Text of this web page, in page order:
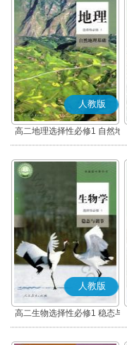
人教版
高二地理选择性必修1 自然地
理基础
人教版
高二生物选择性必修1 稳态与
调节